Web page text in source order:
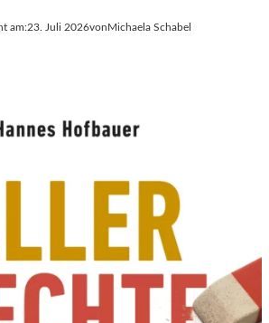
am:23. Juli 2026von Michaela Schabel